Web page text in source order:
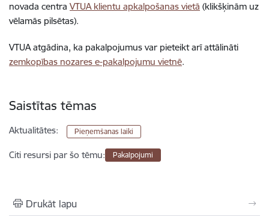
novada centra VTUA klientu apkalpošanas vietā (klikšķinām uz
vēlamās pilsētas).
VTUA atgādina, ka pakalpojumus var pieteikt arī attālināti
zemkopības nozares e-pakalpojumu vietnē.
Saistītas tēmas
Aktualitātes: Pieņemšanas laiki
Citi resursi par šo tēmu: Pakalpojumi
Drukāt lapu